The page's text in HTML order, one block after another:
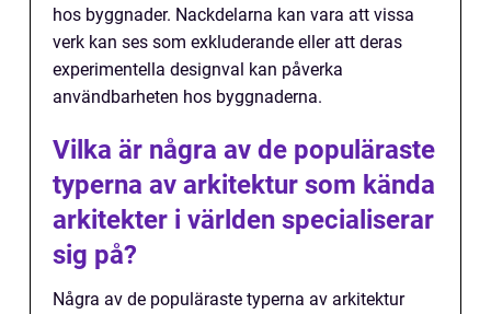
hos byggnader. Nackdelarna kan vara att vissa
verk kan ses som exkluderande eller att deras
experimentella designval kan påverka
användbarheten hos byggnaderna.
Vilka är några av de populäraste
typerna av arkitektur som kända
arkitekter i världen specialiserar
sig på?
Några av de populäraste typerna av arkitektur